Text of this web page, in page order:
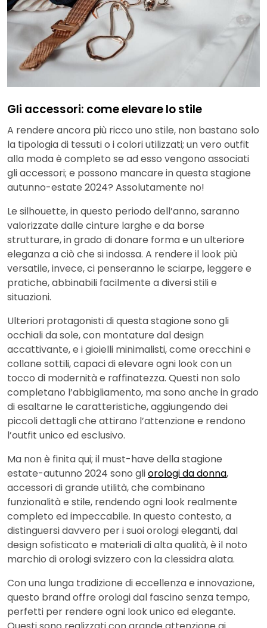
Gli accessori: come elevare lo stile
A rendere ancora più ricco uno stile, non bastano solo
la tipologia di tessuti o i colori utilizzati; un vero outfit
alla moda è completo se ad esso vengono associati
gli accessori; e possono mancare in questa stagione
autunno-estate 2024? Assolutamente no!
Le silhouette, in questo periodo dell’anno, saranno
valorizzate dalle cinture larghe e da borse
strutturare, in grado di donare forma e un ulteriore
eleganza a ciò che si indossa. A rendere il look più
versatile, invece, ci penseranno le sciarpe, leggere e
pratiche, abbinabili facilmente a diversi stili e
situazioni.
Ulteriori protagonisti di questa stagione sono gli
occhiali da sole, con montature dal design
accattivante, e i gioielli minimalisti, come orecchini e
collane sottili, capaci di elevare ogni look con un
tocco di modernità e raffinatezza. Questi non solo
completano l’abbigliamento, ma sono anche in grado
di esaltarne le caratteristiche, aggiungendo dei
piccoli dettagli che attirano l’attenzione e rendono
l’outfit unico ed esclusivo.
Ma non è finita qui; il must-have della stagione
estate-autunno 2024 sono gliorologi da donna,
accessori di grande utilità, che combinano
funzionalità e stile, rendendo ogni look realmente
completo ed impeccabile. In questo contesto, a
distinguersi davvero per i suoi orologi eleganti, dal
design sofisticato e materiali di alta qualità, è il noto
marchio di orologi svizzero con la clessidra alata.
Con una lunga tradizione di eccellenza e innovazione,
questo brand offre orologi dal fascino senza tempo,
perfetti per rendere ogni look unico ed elegante.